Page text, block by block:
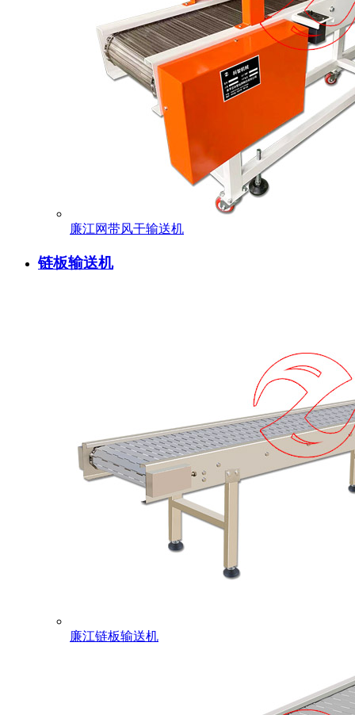
廉江网带风干输送机
链板输送机
廉江链板输送机